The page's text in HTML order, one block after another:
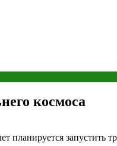
космоса
запустить